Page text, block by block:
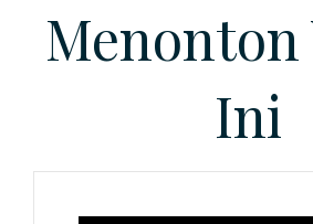
Menonton
Ini